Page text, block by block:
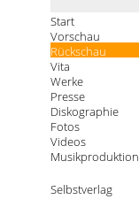
Start
Vorschau
Rückschau
Vita
Werke
Presse
Diskographie
Fotos
Videos
Musikproduktion
Selbstverlag